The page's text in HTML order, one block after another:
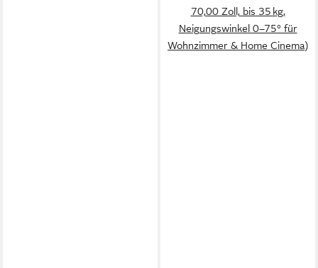
70,00 Zoll, bis 35 kg,
Neigungswinkel 0–75° für
Wohnzimmer & Home Cinema)